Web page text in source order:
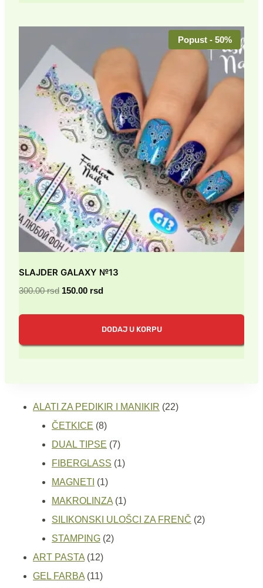
Popust - 50%
SLAJDER GALAXY №13
300.00rsd Originalna
300.00 rsd.
150.00 rsdTrenutna
150.00 rsd.
DODAJ U KORPU
ALATI ZA PEDIKIR I MANIKIR 2222
ČETKICE 88
proizvoda
DUAL TIPSE 77
proizvoda
FIBERGLASS 11
MAGNETI 11
proizvod
MAKROLINZA 11
proizvod
SILIKONSKI ULOŠCI ZA FRENČ 22
STAMPING 22
ART PASTA 1212
proizvoda
GEL FARBA 1111